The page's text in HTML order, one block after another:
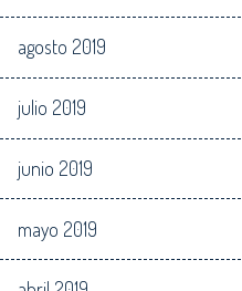
agosto 2019
julio 2019
junio 2019
mayo 2019